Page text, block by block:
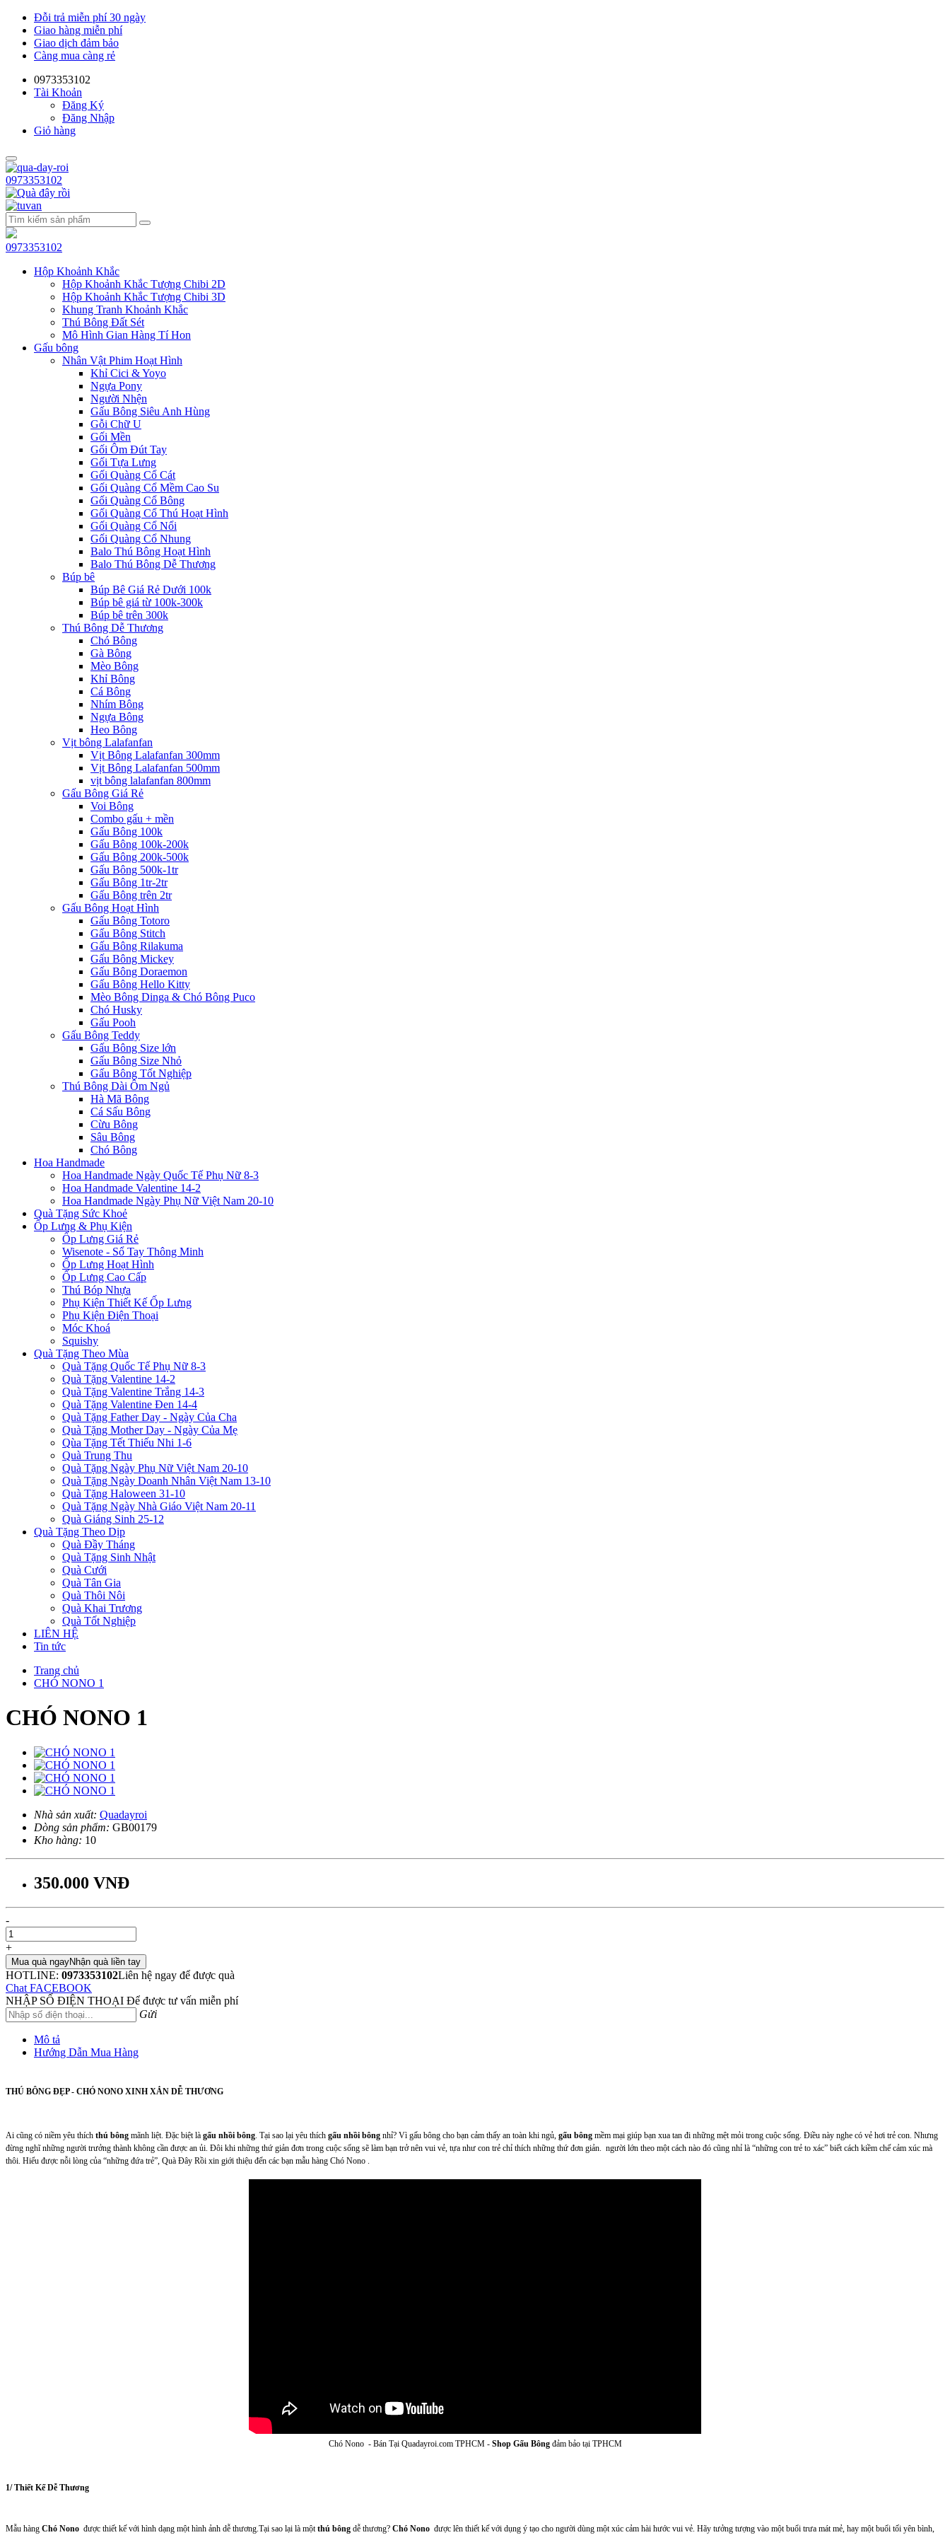
Đỗi trả miễn phí 30 ngày
Giao hàng miễn phí
Giao dịch đảm bảo
Càng mua càng rẻ
0973353102
Tài Khoản
Đăng Ký
Đăng Nhập
Giỏ hàng
0973353102
0973353102
Hộp Khoảnh Khắc
Hộp Khoảnh Khắc Tượng Chibi 2D
Hộp Khoảnh Khắc Tượng Chibi 3D
Khung Tranh Khoảnh Khắc
Thú Bông Đất Sét
Mô Hình Gian Hàng Tí Hon
Gấu bông
Nhân Vật Phim Hoạt Hình
Khỉ Cici & Yoyo
Ngựa Pony
Người Nhện
Gấu Bông Siêu Anh Hùng
Gỗi Chữ U
Gối Mền
Gối Ôm Đút Tay
Gối Tựa Lưng
Gối Quàng Cổ Cát
Gối Quàng Cổ Mềm Cao Su
Gối Quàng Cổ Bông
Gối Quàng Cổ Thú Hoạt Hình
Gối Quàng Cổ Nổi
Gối Quàng Cổ Nhung
Balo Thú Bông Hoạt Hình
Balo Thú Bông Dễ Thương
Búp bê
Búp Bê Giá Rẻ Dưới 100k
Búp bê giá từ 100k-300k
Búp bê trên 300k
Thú Bông Dễ Thương
Chó Bông
Gà Bông
Mèo Bông
Khỉ Bông
Cá Bông
Nhím Bông
Ngựa Bông
Heo Bông
Vịt bông Lalafanfan
Vịt Bông Lalafanfan 300mm
Vịt Bông Lalafanfan 500mm
vịt bông lalafanfan 800mm
Gấu Bông Giá Rẻ
Voi Bông
Combo gấu + mền
Gấu Bông 100k
Gấu Bông 100k-200k
Gấu Bông 200k-500k
Gấu Bông 500k-1tr
Gấu Bông 1tr-2tr
Gấu Bông trên 2tr
Gấu Bông Hoạt Hình
Gấu Bông Totoro
Gấu Bông Stitch
Gấu Bông Rilakuma
Gấu Bông Mickey
Gấu Bông Doraemon
Gấu Bông Hello Kitty
Mèo Bông Dinga & Chó Bông Puco
Chó Husky
Gấu Pooh
Gấu Bông Teddy
Gấu Bông Size lớn
Gấu Bông Size Nhỏ
Gấu Bông Tốt Nghiệp
Thú Bông Dài Ôm Ngủ
Hà Mã Bông
Cá Sấu Bông
Cừu Bông
Sâu Bông
Chó Bông
Hoa Handmade
Hoa Handmade Ngày Quốc Tế Phụ Nữ 8-3
Hoa Handmade Valentine 14-2
Hoa Handmade Ngày Phụ Nữ Việt Nam 20-10
Quà Tặng Sức Khoẻ
Ốp Lưng & Phụ Kiện
Ốp Lưng Giá Rẻ
Wisenote - Sổ Tay Thông Minh
Ốp Lưng Hoạt Hình
Ốp Lưng Cao Cấp
Thú Bóp Nhựa
Phụ Kiện Thiết Kế Ốp Lưng
Phụ Kiện Điện Thoại
Móc Khoá
Squishy
Quà Tặng Theo Mùa
Quà Tặng Quốc Tế Phụ Nữ 8-3
Quà Tặng Valentine 14-2
Quà Tặng Valentine Trắng 14-3
Quà Tặng Valentine Đen 14-4
Quà Tặng Father Day - Ngày Của Cha
Quà Tặng Mother Day - Ngày Của Mẹ
Qùa Tặng Tết Thiếu Nhi 1-6
Quà Trung Thu
Quà Tặng Ngày Phụ Nữ Việt Nam 20-10
Quà Tặng Ngày Doanh Nhân Việt Nam 13-10
Quà Tặng Haloween 31-10
Quà Tặng Ngày Nhà Giáo Việt Nam 20-11
Quà Giáng Sinh 25-12
Quà Tặng Theo Dịp
Quà Đầy Tháng
Quà Tặng Sinh Nhật
Quà Cưới
Quà Tân Gia
Quà Thôi Nôi
Quà Khai Trương
Quà Tốt Nghiệp
LIÊN HỆ
Tin tức
Trang chủ
CHÓ NONO 1
CHÓ NONO 1
Nhà sản xuất: Quadayroi
Dòng sản phẩm: GB00179
Kho hàng: 10
350.000 VNĐ
-
+
Mua quà ngayNhận quà liền tay
HOTLINE: 0973353102Liên hệ ngay để được quà
Chat FACEBOOK
NHẬP SỐ ĐIỆN THOẠI Để được tư vấn miễn phí
Gửi
Mô tả
Hướng Dẫn Mua Hàng
THÚ BÔNG ĐẸP - CHÓ NONO XINH XẮN DỄ THƯƠNG
Ai cũng có niềm yêu thích thú bông mãnh liệt. Đặc biệt là gấu nhồi bông . Tại sao lại yêu thích gấu nhồi bông nhỉ? Vì gấu bông cho bạn cảm thấy an toàn khi ngủ, gấu bông mềm mại giúp bạn xua tan đi những mệt mỏi trong cuộc sống. Điều này nghe có vẻ hơi trẻ con. Nhưng
đừng nghĩ những người trưởng thành không cần được an ủi. Đôi khi những thứ giản đơn trong cuộc sống sẽ làm bạn trở nên vui vẻ, tựa như con trẻ chỉ thích những thứ đơn giản. người lớn theo một cách nào đó cũng nhỉ là “những con trẻ to xác” biết cách kiềm chế cảm xúc mà
thôi. Hiểu được nỗi lòng của “những đứa trẻ”, Quà Đây Rồi xin giới thiệu đến các bạn mẫu hàng Chó Nono .
Chó Nono - Bán Tại Quadayroi.com TPHCM - Shop Gấu Bông đảm bảo tại TPHCM
1/ Thiết Kế Dễ Thương
Mẫu hàng Chó Nono được thiết kế với hình dạng một hình ảnh dễ thương.Tại sao lại là mộtthú bông dễ thương? Chó Nono được lên thiết kế với dụng ý tạo cho người dùng một xúc cảm hài hước vui vẻ. Hãy tưởng tượng vào một buổi trưa mát mẻ, hay một buổi tối yên bình,